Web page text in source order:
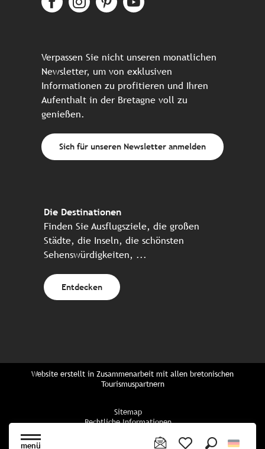
menü
Verpassen Sie nicht unseren monatlichen
Newsletter, um von exklusiven
Informationen zu profitieren und Ihren
Aufenthalt in der Bretagne voll zu
genießen.
Sich für unseren Newsletter anmelden
Die Destinationen
Finden Sie Ausflugsziele, die großen
Städte, die Inseln, die schönsten
Sehenswürdigkeiten, ...
Entdecken
Website erstellt in Zusammenarbeit mit allen bretonischen
Tourismuspartnern
Sitemap
Rechtliche Informationen
Cookie-Richtlinie